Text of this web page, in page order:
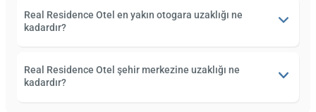
Real Residence Otel en yakın otogara uzaklığı ne
kadardır?
Real Residence Otel şehir merkezine uzaklığı ne
kadardır?